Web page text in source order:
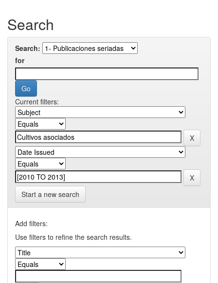
Search
Search:
for
Current filters:
Start a new search
Add filters:
Use filters to refine the search results.